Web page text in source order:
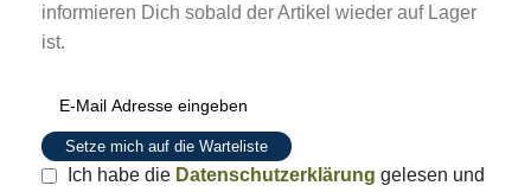
informieren Dich sobald der Artikel wieder auf Lager
ist.
Setze mich auf die Warteliste
Ich habe die Datenschutzerklärung gelesen und